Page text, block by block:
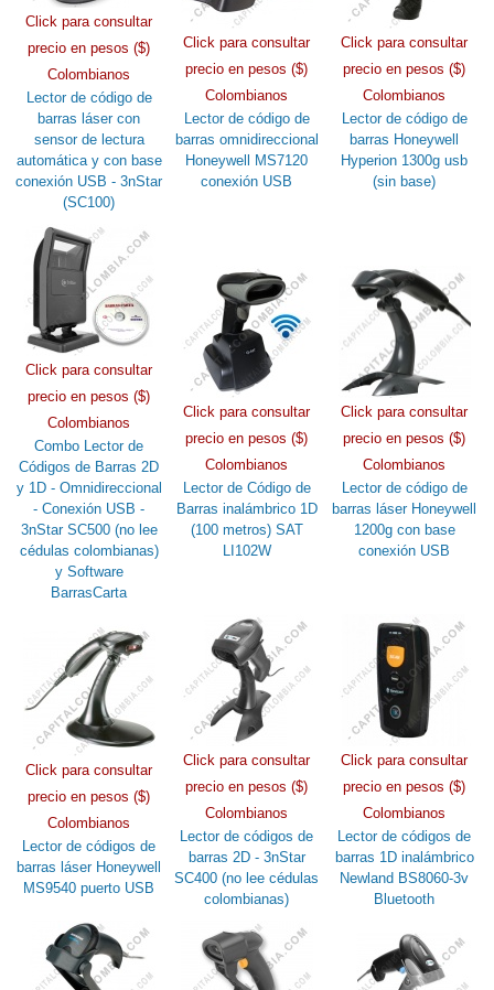
Click para consultar
precio en pesos ($)
Colombianos
Lector de código de
barras láser con
sensor de lectura
automática y con base
conexión USB - 3nStar
(SC100)
Click para consultar
precio en pesos ($)
Colombianos
Lector de código de
barras omnidireccional
Honeywell MS7120
conexión USB
Click para consultar
precio en pesos ($)
Colombianos
Lector de código de
barras Honeywell
Hyperion 1300g usb
(sin base)
Click para consultar
precio en pesos ($)
Colombianos
Combo Lector de
Códigos de Barras 2D
y 1D - Omnidireccional
- Conexión USB -
3nStar SC500 (no lee
cédulas colombianas)
y Software
BarrasCarta
Click para consultar
precio en pesos ($)
Colombianos
Lector de Código de
Barras inalámbrico 1D
(100 metros) SAT
LI102W
Click para consultar
precio en pesos ($)
Colombianos
Lector de código de
barras láser Honeywell
1200g con base
conexión USB
Click para consultar
precio en pesos ($)
Colombianos
Lector de códigos de
barras láser Honeywell
MS9540 puerto USB
Click para consultar
precio en pesos ($)
Colombianos
Lector de códigos de
barras 2D - 3nStar
SC400 (no lee cédulas
colombianas)
Click para consultar
precio en pesos ($)
Colombianos
Lector de códigos de
barras 1D inalámbrico
Newland BS8060-3v
Bluetooth